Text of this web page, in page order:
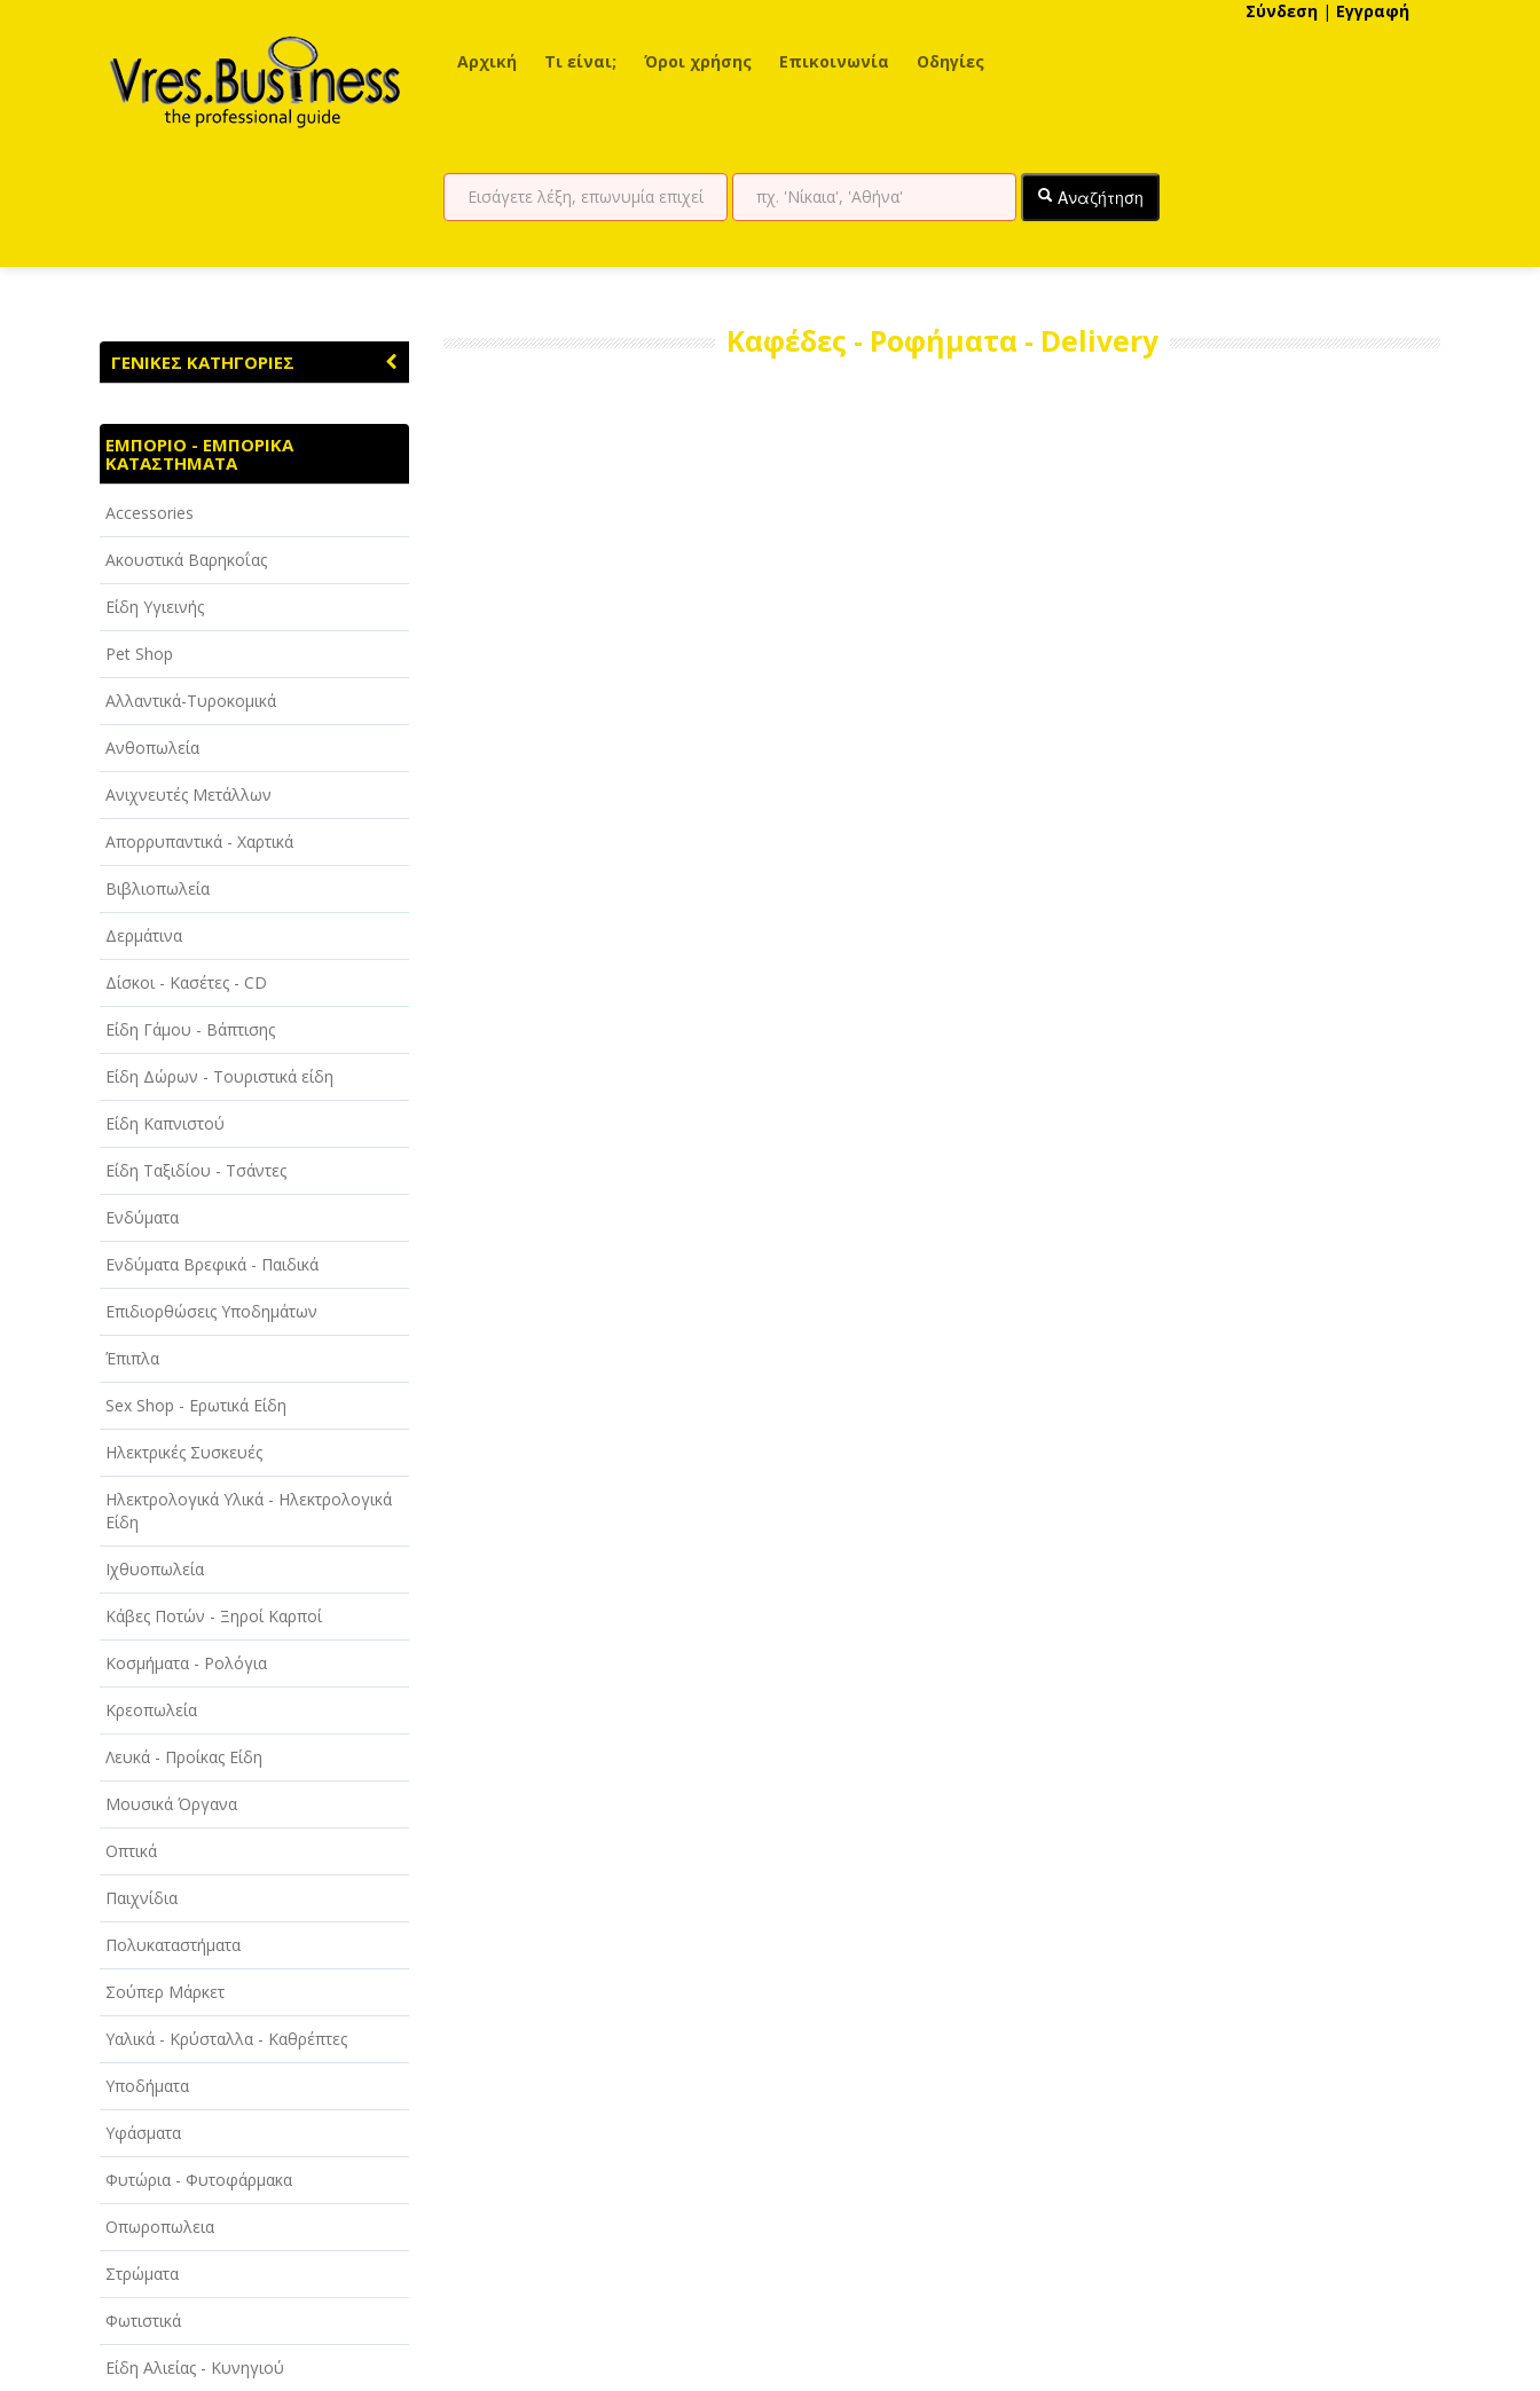
Αρχική Τι είναι; Όροι χρήσης Επικοινωνία Οδηγίες
Σύνδεση | Εγγραφή
Αναζήτηση
ΓΕΝΙΚΕΣ ΚΑΤΗΓΟΡΙΕΣ
ΑΓΡΟΤΙΚΑ - ΚΤΗΝΟΤΡΟΦΙΚΑ
ΑΘΛΗΤΙΣΜΟΣ
ΑΥΤΟΚΙΝΗΤΑ - ΜΗΧΑΝΕΣ - ΣΚΑΦΗ
ΔΙΑΣΚΕΔΑΣΗ - ΨΥΧΑΓΩΓΙΑ - ΤΕΧΝΕΣ
ΔΙΑΦΗΜΙΣΗ - ΜΜΕ
ΕΚΚΛΗΣΙΕΣ - ΦΙΛΑΝΘΡΩΠΙΚΑ
ΣΩΜΑΤΕΙΑ
ΕΚΠΑΙΔΕΥΣΗ - ΣΧΟΛΕΣ
ΕΜΠΟΡΙΟ - ΕΜΠΟΡΙΚΑ
ΚΑΤΑΣΤΗΜΑΤΑ
ΕΡΓΟΣΤΑΣΙΑ - ΒΙΟΜΗΧΑΝΙΕΣ
ΞΕΝΟΔΟΧΕΙΑ - ΤΟΥΡΙΣΜΟΣ
ΟΜΟΡΦΙΑ
ΠΑΡΟΧΗ ΥΠΗΡΕΣΙΩΝ
ΤΕΧΝΙΚΑ - ΚΑΤΑΣΚΕΥΑΣΤΙΚΑ
ΤΕΧΝΟΛΟΓΙΑ
ΥΓΕΙΑ - ΙΑΤΡΟΙ
ΦΑΓΗΤΟ
ΕΜΠΟΡΙΟ - ΕΜΠΟΡΙΚΑ
ΚΑΤΑΣΤΗΜΑΤΑ
Accessories
Ακουστικά Βαρηκοΐας
Είδη Υγιεινής
Pet Shop
Αλλαντικά-Τυροκομικά
Ανθοπωλεία
Ανιχνευτές Μετάλλων
Απορρυπαντικά - Χαρτικά
Βιβλιοπωλεία
Δερμάτινα
Δίσκοι - Κασέτες - CD
Είδη Γάμου - Βάπτισης
Είδη Δώρων - Τουριστικά είδη
Είδη Καπνιστού
Είδη Ταξιδίου - Τσάντες
Ενδύματα
Ενδύματα Βρεφικά - Παιδικά
Επιδιορθώσεις Υποδημάτων
Έπιπλα
Sex Shop - Ερωτικά Είδη
Ηλεκτρικές Συσκευές
Ηλεκτρολογικά Υλικά - Ηλεκτρολογικά
Είδη
Ιχθυοπωλεία
Κάβες Ποτών - Ξηροί Καρποί
Κοσμήματα - Ρολόγια
Κρεοπωλεία
Λευκά - Προίκας Είδη
Μουσικά Όργανα
Οπτικά
Παιχνίδια
Πολυκαταστήματα
Σούπερ Μάρκετ
Υαλικά - Κρύσταλλα - Καθρέπτες
Υποδήματα
Υφάσματα
Φυτώρια - Φυτοφάρμακα
Οπωροπωλεια
Στρώματα
Φωτιστικά
Είδη Αλιείας - Κυνηγιού
Καφέδες - Ροφήματα - Delivery